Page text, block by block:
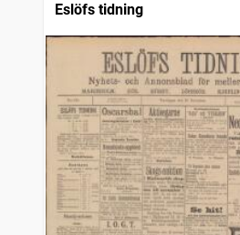
Eslöfs tidning